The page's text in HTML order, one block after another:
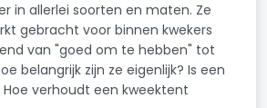
in allerlei soorten en maten. Ze
gebracht voor binnen kwekers
van "goed om te hebben" tot
belangrijk zijn ze eigenlijk? Is een
verhoudt een kweektent